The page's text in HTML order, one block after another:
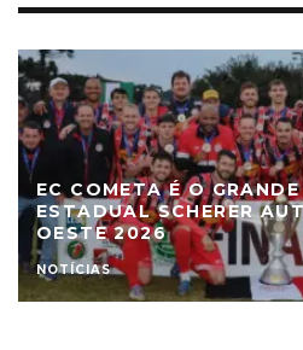
EC COMETA É O
ESTADUAL SCHERER
OESTE 2026
NOTÍCIAS